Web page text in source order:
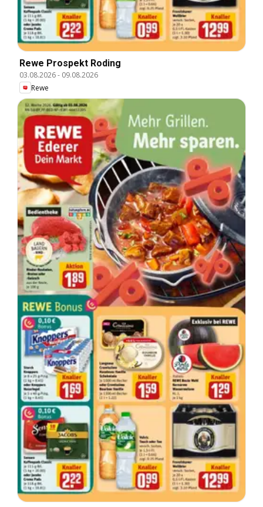
Rewe Prospekt Roding
03.08.2026- 09.08.2026
Rewe